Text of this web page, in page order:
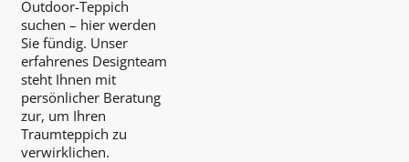
Outdoor-Teppich
suchen – hier werden
Sie fündig. Unser
erfahrenes Designteam
steht Ihnen mit
persönlicher Beratung
zur, um Ihren
Traumteppich zu
verwirklichen.